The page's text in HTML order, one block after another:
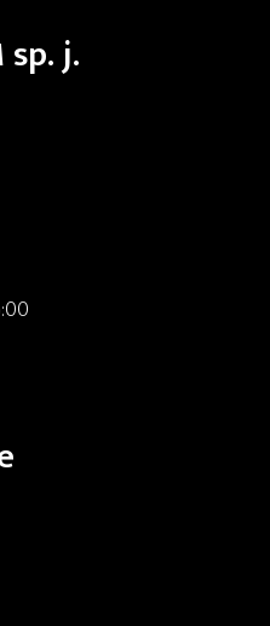
sp. j.